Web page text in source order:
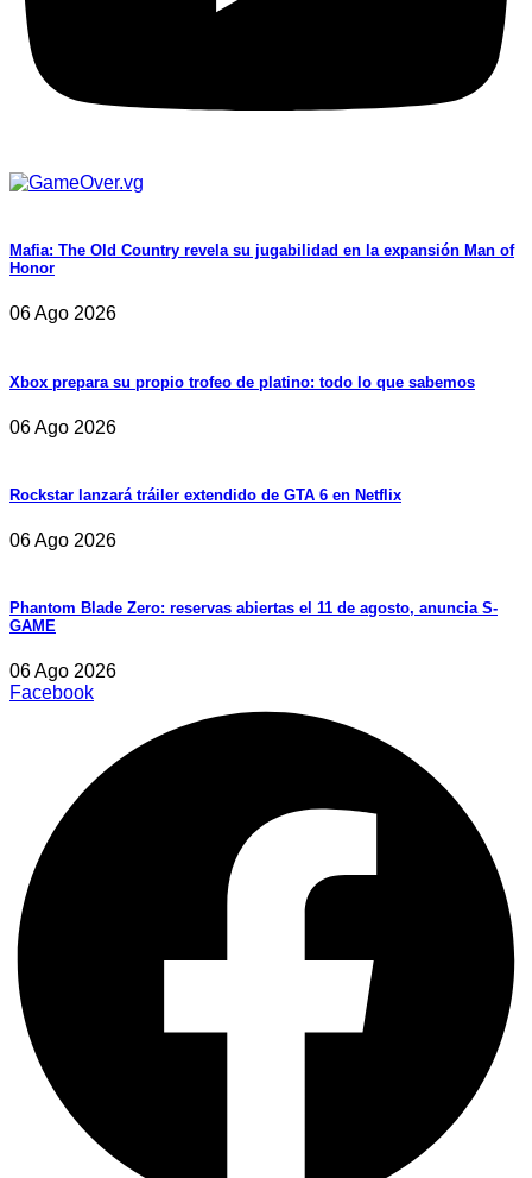
Mafia: The Old Country revela su jugabilidad en la expansión Man of
Honor
06 Ago 2026
Xbox prepara su propio trofeo de platino: todo lo que sabemos
06 Ago 2026
Rockstar lanzará tráiler extendido de GTA 6 en Netflix
06 Ago 2026
Phantom Blade Zero: reservas abiertas el 11 de agosto, anuncia S-
GAME
06 Ago 2026
Facebook